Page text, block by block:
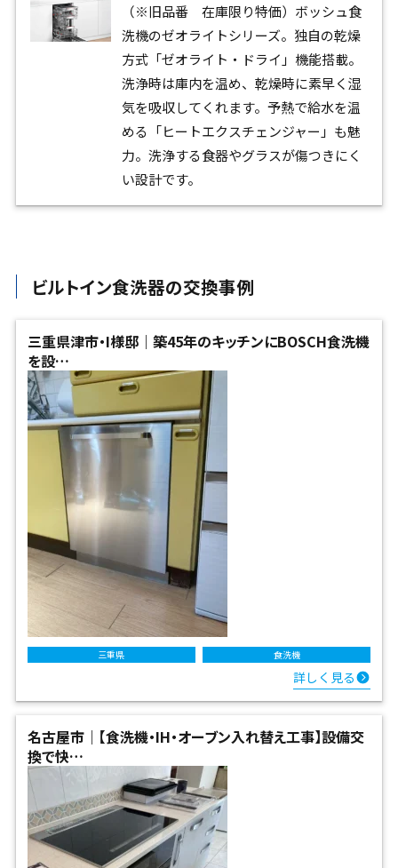
（※旧品番 在庫限り特価）ボッシュ食
洗機のゼオライトシリーズ。独自の乾燥
方式「ゼオライト・ドライ」機能搭載。
洗浄時は庫内を温め、乾燥時に素早く湿
気を吸収してくれます。予熱で給水を温
める「ヒートエクスチェンジャー」も魅
力。洗浄する食器やグラスが傷つきにく
い設計です。
ビルトイン食洗器の交換事例
三重県津市・I様邸｜築45年のキッチンにBOSCH食洗機
を設…
三重県 食洗機
詳しく見る
名古屋市｜【食洗機・IH・オーブン入れ替え工事】設備交
換で快…